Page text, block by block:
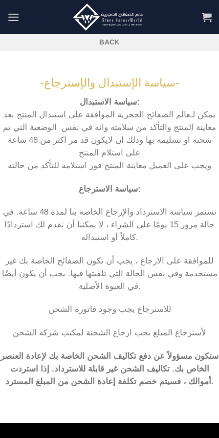
-سياسة الإستبدال والإسترجاع-
سياسة الاستبدال:
يمكن لـعالم الصفائح الحجرية الموافقة على استبدال المنتج بعد
معاينة المنتج والتأكد من سلامته وانه في نفس الوضعية التي تم
شحنه او تسليمه بها وذلك ان لايكون قد مر اكثر من 48 ساعة
على استلام المنتج
ويجب على العميل معاينة المنتج فور استلامه للتأكد من حالته
سياسة الاسترجاع:
تستمر سياسة الاسترداد والإرجاع الخاصة بنا لمدة 48 ساعة. في
حالة مرور 15 يومًا على الشراء ، لا يمكننا أن نقدم لك استردادًا
كاملاً أو استبداله.
للموافقة على الارجاع ، يجب أن تكون الصفائح الخاصة بك غير
مستخدمة وفي نفس الحالة التي تلقيتها فيها. يجب أن يكون أيضًا
في العبوة الأصلية.
للاسترجاع يجب وجود فاتورة الشحن
لأسترجاع المبلغ يجب ارجاع الشحنة لمكتب شركة الشحن
ستكون مسؤولاً عن دفع تكاليف الشحن الخاصة بك لإعادة العنصر
الخاص بك. تكاليف الشحن غير قابلة للاسترداد. إذا استردت
أموالك ، فسيتم خصم تكلفة إعادة الشحن من المبلغ المسترد.